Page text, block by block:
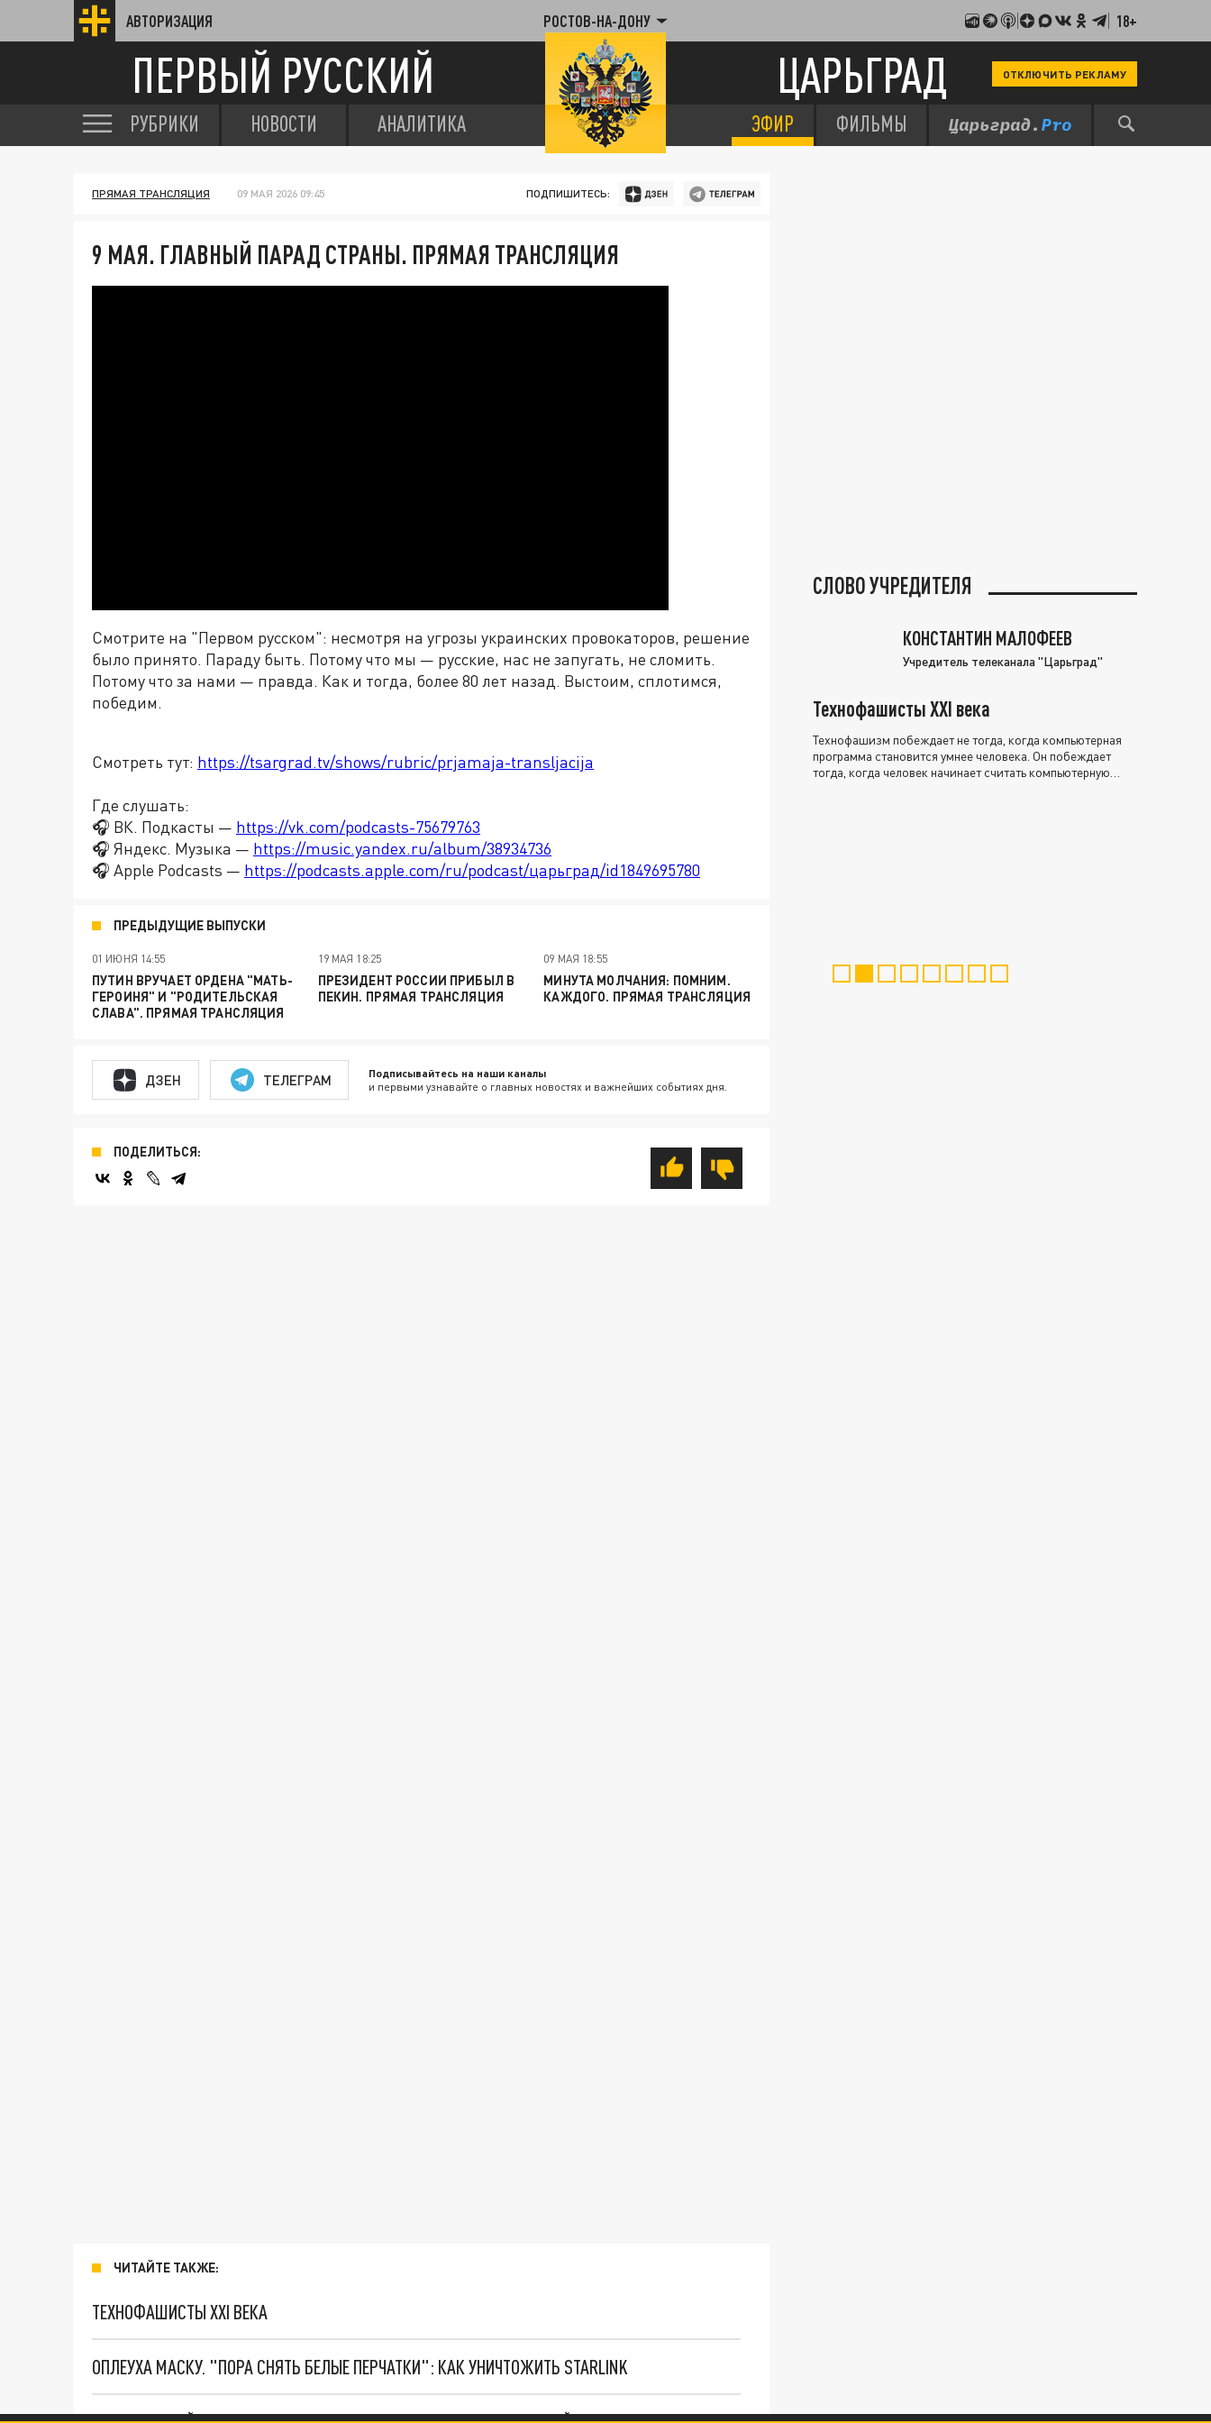
АВТОРИЗАЦИЯ РОСТОВ-НА-ДОНУ 18+
ПЕРВЫЙ РУССКИЙ ЦАРЬГРАД ОТКЛЮЧИТЬ РЕКЛАМУ
РУБРИКИ НОВОСТИ АНАЛИТИКА ЭФИР ФИЛЬМЫ
ПРЯМАЯ ТРАНСЛЯЦИЯ 09 МАЯ 2026 09:45 ПОДПИШИТЕСЬ:
9 МАЯ. ГЛАВНЫЙ ПАРАД СТРАНЫ. ПРЯМАЯ ТРАНСЛЯЦИЯ
Смотрите на "Первом русском": несмотря на угрозы украинских провокаторов, решение
было принято. Параду быть. Потому что мы — русские, нас не запугать, не сломить.
Потому что за нами — правда. Как и тогда, более 80 лет назад. Выстоим, сплотимся,
победим.
Смотреть тут: https://tsargrad.tv/shows/rubric/prjamaja-transljacija
Где слушать:
🎧 ВК. Подкасты — https://vk.com/podcasts-75679763
🎧 Яндекс. Музыка — https://music.yandex.ru/album/38934736
🎧 Apple Podcasts — https://podcasts.apple.com/ru/podcast/царьград/id1849695780
ПРЕДЫДУЩИЕ ВЫПУСКИ
01 ИЮНЯ 14:55
ПУТИН ВРУЧАЕТ ОРДЕНА "МАТЬ-
ГЕРОИНЯ" И "РОДИТЕЛЬСКАЯ
СЛАВА". ПРЯМАЯ ТРАНСЛЯЦИЯ
19 МАЯ 18:25
ПРЕЗИДЕНТ РОССИИ ПРИБЫЛ В
ПЕКИН. ПРЯМАЯ ТРАНСЛЯЦИЯ
09 МАЯ 18:55
МИНУТА МОЛЧАНИЯ: ПОМНИМ.
КАЖДОГО. ПРЯМАЯ ТРАНСЛЯЦИЯ
ДЗЕН ТЕЛЕГРАМ Подписывайтесь на наши каналы
и первыми узнавайте о главных новостях и важнейших событиях дня.
ПОДЕЛИТЬСЯ:
ЧИТАЙТЕ ТАКЖЕ:
ТЕХНОФАШИСТЫ XXI ВЕКА
ОПЛЕУХА МАСКУ. "ПОРА СНЯТЬ БЕЛЫЕ ПЕРЧАТКИ": КАК УНИЧТОЖИТЬ STARLINK
СЛОВО УЧРЕДИТЕЛЯ
КОНСТАНТИН МАЛОФЕЕВ
Учредитель телеканала "Царьград"
Технофашисты XXI века
Технофашизм побеждает не тогда, когда компьютерная
программа становится умнее человека. Он побеждает
тогда, когда человек начинает считать компьютерную